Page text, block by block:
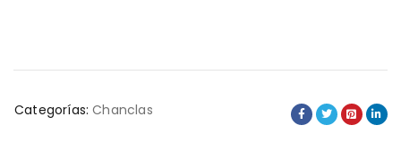
Categorías: Chanclas